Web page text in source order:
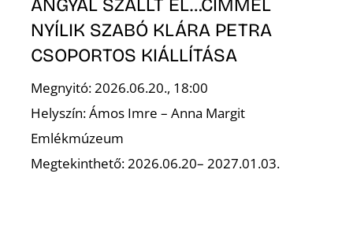
ANGYAL SZÁLLT EL…CÍMMEL
NYÍLIK SZABÓ KLÁRA PETRA
CSOPORTOS KIÁLLÍTÁSA
Megnyitó: 2026.06.20., 18:00
Helyszín: Ámos Imre – Anna Margit
Emlékmúzeum
Megtekinthető: 2026.06.20– 2027.01.03.